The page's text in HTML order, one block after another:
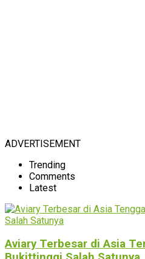
ADVERTISEMENT
Trending
Comments
Latest
Aviary Terbesar di Asia